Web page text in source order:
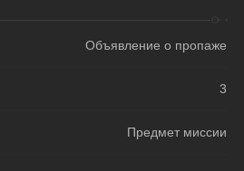
Объявление о пропаже
3
Предмет миссии